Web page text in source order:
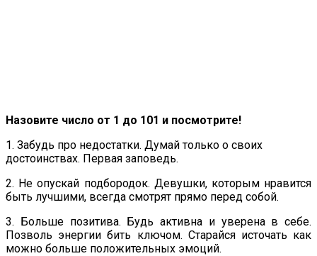
Назовите число от 1 до 101 и посмотрите!
1. Забудь про недостатки. Думай только о своих
достоинствах. Первая заповедь.
2. Не опускай подбородок. Девушки, которым нравится
быть лучшими, всегда смотрят прямо перед собой.
3. Больше позитива. Будь активна и уверена в себе.
Позволь энергии бить ключом. Старайся источать как
можно больше положительных эмоций.